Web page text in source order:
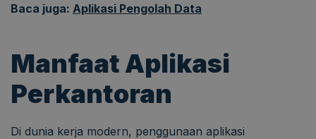
Baca juga: Aplikasi Pengolah Data
Manfaat Aplikasi
Perkantoran
Di dunia kerja modern, penggunaan aplikasi